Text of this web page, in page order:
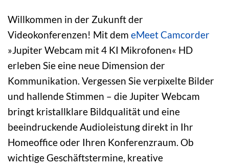
Willkommen in der Zukunft der
Videokonferenzen! Mit dem eMeetCamcorder
»Jupiter Webcam mit 4 KI Mikrofonen« HD
erleben Sie eine neue Dimension der
Kommunikation. Vergessen Sie verpixelte Bilder
und hallende Stimmen – die Jupiter Webcam
bringt kristallklare Bildqualität und eine
beeindruckende Audioleistung direkt in Ihr
Homeoffice oder Ihren Konferenzraum. Ob
wichtige Geschäftstermine, kreative